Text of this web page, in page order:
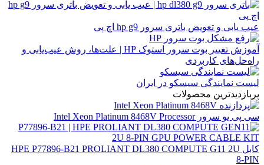
عیب یابی و تعویض باتری سرور hp g9 اچ پی
آموزش تغییر بوت سرور استوک HP | علت‌ها، روش عیب‌یابی و
راه‌حل‌های کاربردی
لیست نمایندگی سیسکو در ایران
پربازدیدترین محصولات
سی پی یو سرور Intel Xeon Platinum 8468V Processor
کابل HPE P77896-B21 PROLIANT DL380 COMPUTE G11 2U
8-PIN